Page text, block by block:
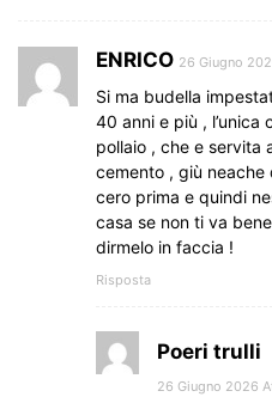
ENRICO 26 Giugno
Si ma budella
40 anni e più ,
pollaio , che e servita
cemento , giù
cero prima e quindi
casa se non ti va
dirmelo in faccia !
Risposta
Poeri trulli
26 Giugno 2026